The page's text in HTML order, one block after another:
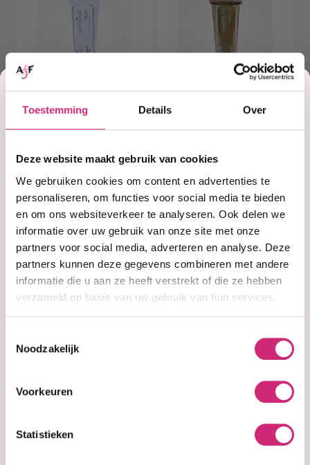
Toestemming Details Over
Deze website maakt gebruik van cookies
We gebruiken cookies om content en advertenties te
personaliseren, om functies voor social media te bieden
en om ons websiteverkeer te analyseren. Ook delen we
informatie over uw gebruik van onze site met onze
partners voor social media, adverteren en analyse. Deze
partners kunnen deze gegevens combineren met andere
informatie die u aan ze heeft verstrekt of die ze hebben
verzameld op basis van uw gebruik van hun services.
Noodzakelijk
Voorkeuren
Statistieken
Bedon Paris
Cream Supreme
€19,99
Bedon Paris
Cream Tube
Reparateur
€23,99
Niet op voorraad
Korting
op je
eerste
bestelling